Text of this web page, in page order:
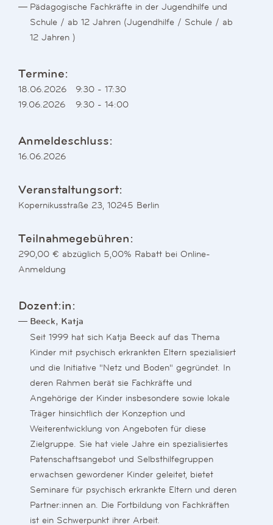
Pädagogische Fachkräfte in der Jugendhilfe und
Schule / ab 12 Jahren (Jugendhilfe / Schule / ab
12 Jahren )
Termine:
18.06.2026 9:30 - 17:30
19.06.2026
9:30 - 14:00
Anmeldeschluss:
16.06.2026
Veranstaltungsort:
Kopernikusstraße 23, 10245 Berlin
Teilnahmegebühren:
290,00 € abzüglich 5,00% Rabatt bei Online-
Anmeldung
Dozent:in:
Beeck, Katja
Seit 1999 hat sich Katja Beeck auf das Thema
Kinder mit psychisch erkrankten Eltern spezialisiert
und die Initiative "Netz und Boden" gegründet. In
deren Rahmen berät sie Fachkräfte und
Angehörige der Kinder insbesondere sowie lokale
Träger hinsichtlich der Konzeption und
Weiterentwicklung von Angeboten für diese
Zielgruppe. Sie hat viele Jahre ein spezialisiertes
Patenschaftsangebot und Selbsthilfegruppen
erwachsen gewordener Kinder geleitet, bietet
Seminare für psychisch erkrankte Eltern und deren
Partner:innen an. Die Fortbildung von Fachkräften
ist ein Schwerpunkt ihrer Arbeit.